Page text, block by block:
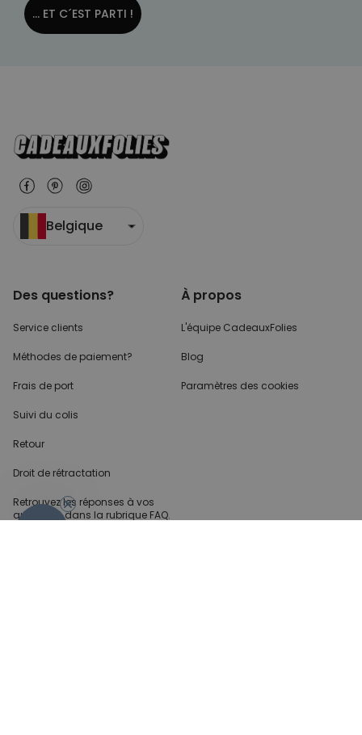
... ET C´EST PARTI !
Belgique
Des questions?
Service clients
Méthodes de paiement?
Frais de port
Suivi du colis
Retour
Droit de rétractation
Retrouvez les réponses à vos
questions dans la rubrique FAQ.
À propos
L'équipe CadeauxFolies
Blog
Paramètres des cookies